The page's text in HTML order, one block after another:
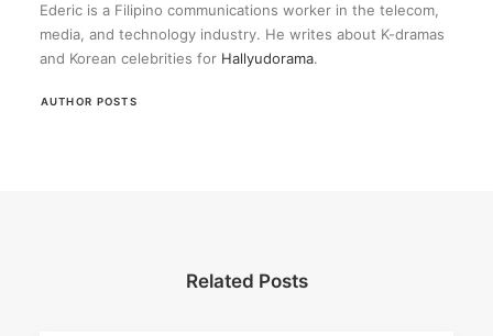
Ederic is a Filipino communications worker in the telecom,
media, and technology industry. He writes about K-dramas
and Korean celebrities for Hallyudorama.
AUTHOR POSTS
Related Posts